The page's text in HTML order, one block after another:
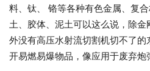
料、钛、 铬等各种有色金属、复
土、胶体、泥土可以这么说，除
外没有高压水射流切割机切不了
开易燃易爆物品，像应用于废弃炮